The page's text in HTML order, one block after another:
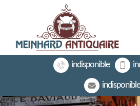
indisponible
indisponible